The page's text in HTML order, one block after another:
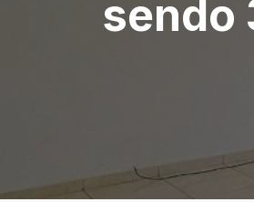
sendo